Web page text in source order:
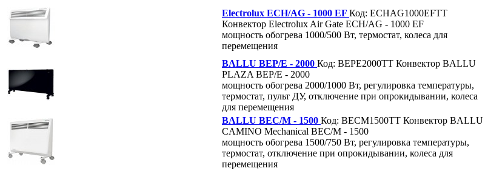
Electrolux ECH/AG - 1000 EF Код: ECHAG1000EFTT
Конвектор Electrolux Air Gate ECH/AG - 1000 EF
мощность обогрева 1000/500 Вт, термостат, колеса для
перемещения
BALLU BEP/E - 2000 Код: BEPE2000TT Конвектор BALLU
PLAZA BEP/E - 2000
мощность обогрева 2000/1000 Вт, регулировка температуры,
термостат, пульт ДУ, отключение при опрокидывании, колеса
для перемещения
BALLU BEC/M - 1500 Код: BECM1500TT Конвектор BALLU
CAMINO Mechanical BEC/M - 1500
мощность обогрева 1500/750 Вт, регулировка температуры,
термостат, отключение при опрокидывании, колеса для
перемещения